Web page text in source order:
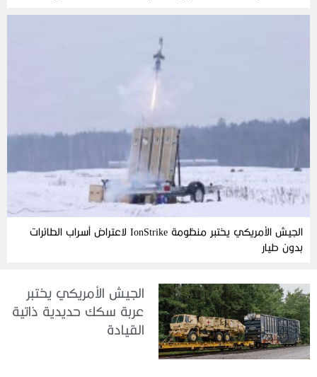
الجيش الأمريكي يختبر منظومة IonStrike لاعتراض أسراب الطائرات
بدون طيار
الجيش الأمريكي يختبر
عربة سكك حديدية ذاتية
القيادة